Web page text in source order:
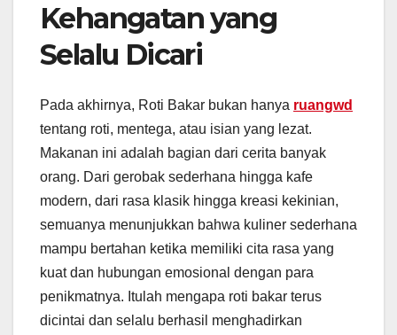
Kehangatan yang
Selalu Dicari
Pada akhirnya, Roti Bakar bukan hanya ruangwd
tentang roti, mentega, atau isian yang lezat.
Makanan ini adalah bagian dari cerita banyak
orang. Dari gerobak sederhana hingga kafe
modern, dari rasa klasik hingga kreasi kekinian,
semuanya menunjukkan bahwa kuliner sederhana
mampu bertahan ketika memiliki cita rasa yang
kuat dan hubungan emosional dengan para
penikmatnya. Itulah mengapa roti bakar terus
dicintai dan selalu berhasil menghadirkan